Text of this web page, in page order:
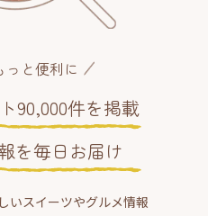
っと便利に
90,000件を掲載
を毎日お届け
いスイーツやグルメ情報